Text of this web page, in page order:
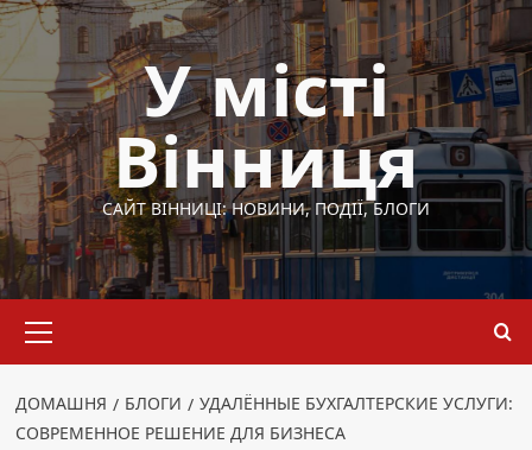
Перейти
до
вмісту
У місті
Вінниця
САЙТ ВІННИЦІ: НОВИНИ, ПОДІЇ, БЛОГИ
меню
ДОМАШНЯ БЛОГИ
УДАЛЁННЫЕ БУХГАЛТЕРСКИЕ УСЛУГИ:
СОВРЕМЕННОЕ РЕШЕНИЕ ДЛЯ БИЗНЕСА